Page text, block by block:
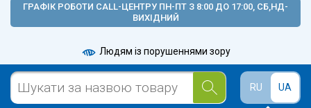
ГРАФІК РОБОТИ CALL-ЦЕНТРУ ПН-ПТ З 8:00 ДО 17:00, СБ,НД-
ВИХІДНИЙ
Людям із порушеннями зору
RU UA